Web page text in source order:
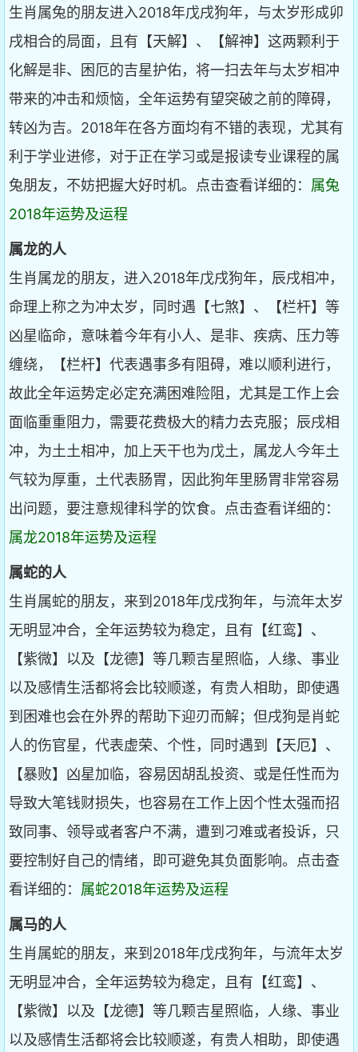
生肖属兔的朋友进入2018年戊戌狗年，与太岁形成卯
戌相合的局面，且有【天解】、【解神】这两颗利于
化解是非、困厄的吉星护佑，将一扫去年与太岁相冲
带来的冲击和烦恼，全年运势有望突破之前的障碍，
转凶为吉。2018年在各方面均有不错的表现，尤其有
利于学业进修，对于正在学习或是报读专业课程的属
兔朋友，不妨把握大好时机。点击查看详细的： 属兔
2018年运势及运程
属龙的人
生肖属龙的朋友，进入2018年戊戌狗年，辰戌相冲，
命理上称之为冲太岁，同时遇【七煞】、【栏杆】等
凶星临命，意味着今年有小人、是非、疾病、压力等
缠绕，【栏杆】代表遇事多有阻碍，难以顺利进行，
故此全年运势定必定充满困难险阻，尤其是工作上会
面临重重阻力，需要花费极大的精力去克服；辰戌相
冲，为土土相冲，加上天干也为戊土，属龙人今年土
气较为厚重，土代表肠胃，因此狗年里肠胃非常容易
出问题，要注意规律科学的饮食。点击查看详细的：
属龙2018年运势及运程
属蛇的人
生肖属蛇的朋友，来到2018年戊戌狗年，与流年太岁
无明显冲合，全年运势较为稳定，且有【红鸾】、
【紫微】以及【龙德】等几颗吉星照临，人缘、事业
以及感情生活都将会比较顺遂，有贵人相助，即使遇
到困难也会在外界的帮助下迎刃而解；但戌狗是肖蛇
人的伤官星，代表虚荣、个性，同时遇到【天厄】、
【暴败】凶星加临，容易因胡乱投资、或是任性而为
导致大笔钱财损失，也容易在工作上因个性太强而招
致同事、领导或者客户不满，遭到刁难或者投诉，只
要控制好自己的情绪，即可避免其负面影响。点击查
看详细的： 属蛇2018年运势及运程
属马的人
生肖属蛇的朋友，来到2018年戊戌狗年，与流年太岁
无明显冲合，全年运势较为稳定，且有【红鸾】、
【紫微】以及【龙德】等几颗吉星照临，人缘、事业
以及感情生活都将会比较顺遂，有贵人相助，即使遇